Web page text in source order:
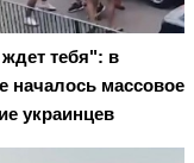
тебя": в
началось массовое
украинцев